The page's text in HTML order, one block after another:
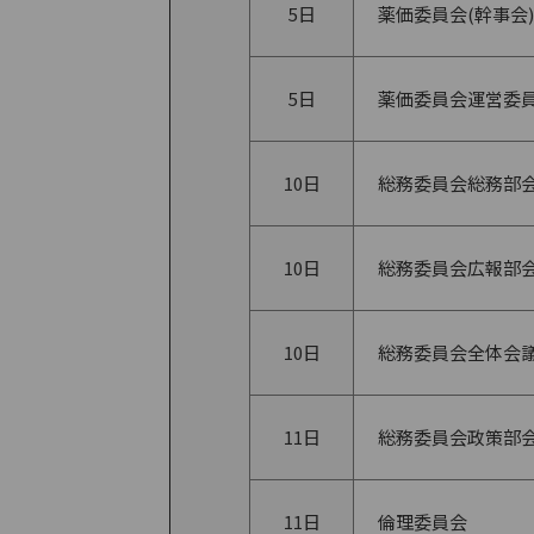
5日 薬価委員会(幹事会)
5日 薬価委員会運営委
10日 総務委員会総務部
10日 総務委員会広報部
10日 総務委員会全体会
11日 総務委員会政策部
11日 倫理委員会